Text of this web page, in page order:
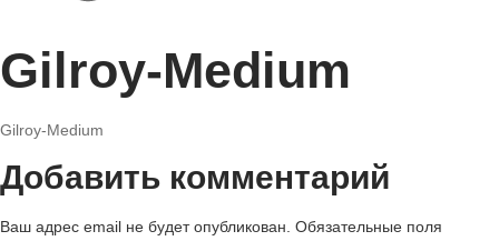
Gilroy-Medium
Gilroy-Medium
Добавить комментарий
Ваш адрес email не будет опубликован. Обязательные поля